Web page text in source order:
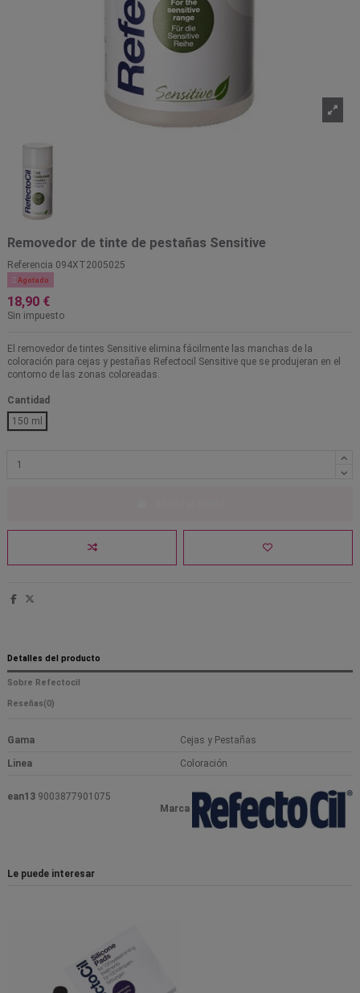
Removedor de tinte de pestañas Sensitive
Referencia 094XT2005025
 Agotado
18,90 €
Sin impuesto
El removedor de tintes Sensitive elimina fácilmente las manchas de la
coloración para cejas y pestañas Refectocil Sensitive que se produjeran en el
contorno de las zonas coloreadas.
Cantidad
150 ml
Detalles del producto
Sobre Refectocil
Reseñas(0)
Gama Cejas y Pestañas
Linea Coloración
Marca
ean13 9003877901075
Le puede interesar